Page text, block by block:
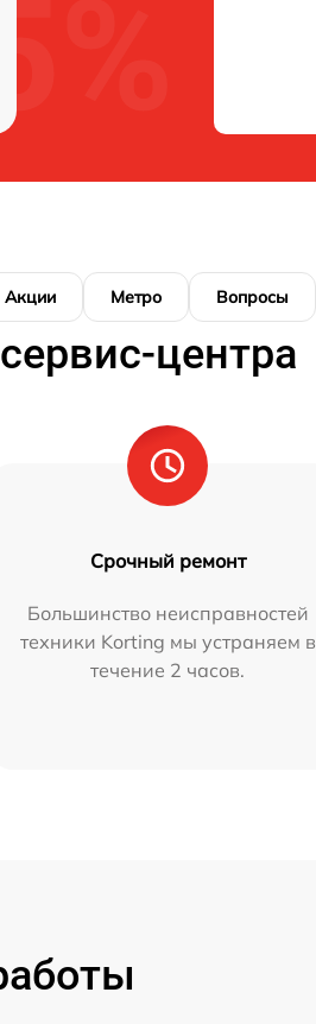
Акции Метро Вопросы
центра
Срочный ремонт
Большинство неисправностей
техники Korting мы устраняем в
течение 2 часов.